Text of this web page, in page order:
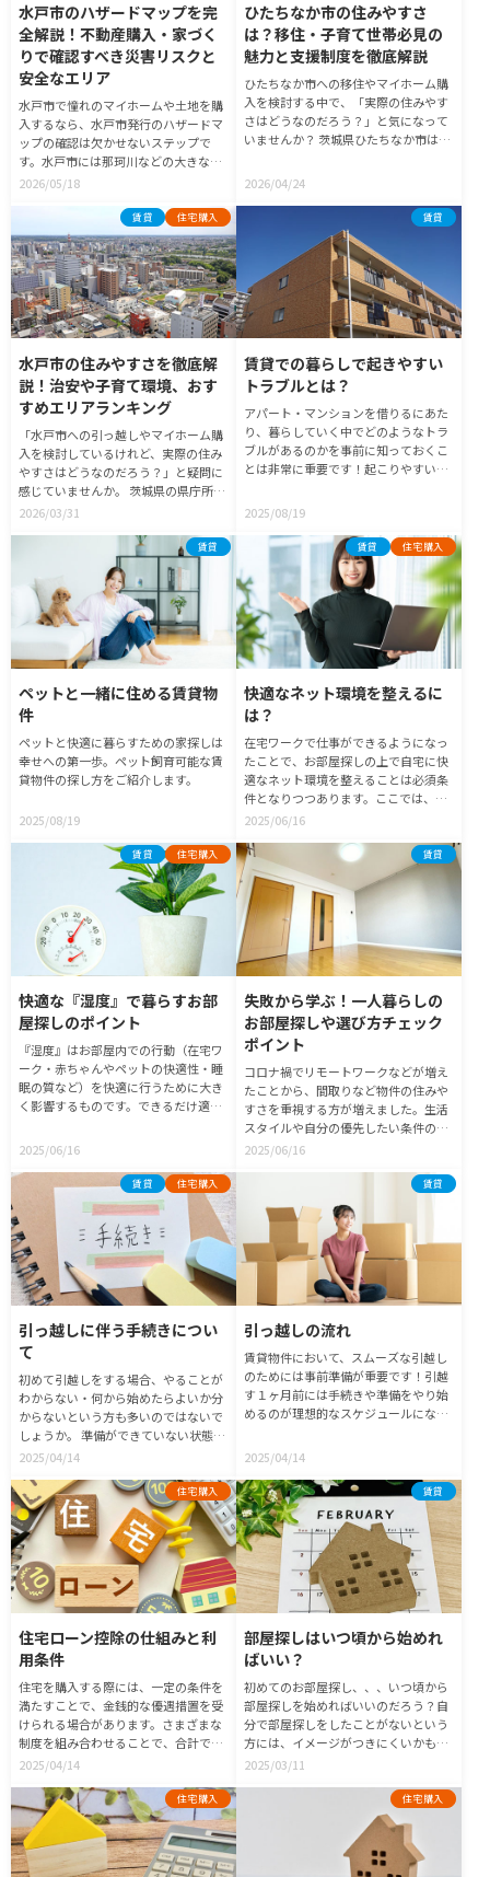
ける水防法の役割や、ハザードマップ
を確認する重要性を分かりやすくお伝
えします。災害リスクを知ることは、
大切なご家族の命とマイホームの資産
価値を守る第一歩になりますよ。
水戸市のハザードマップを完
全解説！不動産購入・家づく
りで確認すべき災害リスクと
安全なエリア
水戸市で憧れのマイホームや土地を購
入するなら、水戸市発行のハザードマ
ップの確認は欠かせないステップで
す。水戸市には那珂川などの大きな川
があり、自然災害のリスクをあらかじ
直接つながるからです。実は2020年の
法改正により、不動産の契約時には
「水防法」に基づくハザードマップの
説明が義務付けられました。不動産会
社だけでなく、家を買うご自身でも水
戸市の災害リスクをしっかり理解して
おくことが大切です。この章では、不
ザードマップを確認する重要性を分か
りやすくお伝えします。災害リスクを
知ることは、大切なご家族の命とマイ
ホームの資産価値を守る第一歩になり
ますよ。
2026/05/18
ひたちなか市の住みやすさ
は？移住・子育て世帯必見の
魅力と支援制度を徹底解説
ひたちなか市への移住やマイホーム購
入を検討する中で、「実際の住みやす
さはどうなのだろう？」と気になって
いませんか？ 茨城県ひたちなか市は、
ランス良く共存しており、移住者や子
育て世帯に自信を持っておすすめでき
る街です。市内には日々の買い物に便
利な大型複合商業施設が点在している
一方で、少し車を走らせれば美しい海
や広大な公園が広がり、四季折々の風
景を楽しむことができます。 ひたちな
か市での失敗しないお部屋探し・マイ
ホーム探しに向けて、ぜひ本記事を参
考にして、理想のライフスタイルを思
い描いてみてください。
2026/04/24
賃貸 住宅購入
水戸市の住みやすさを徹底解
説！治安や子育て環境、おす
すめエリアランキング
「水戸市への引っ越しやマイホーム購
入を検討しているけれど、実際の住み
やすさはどうなのだろう？」と疑問に
感じていませんか。 茨城県の県庁所在
地である水戸市は、東京へのアクセス
な都市です。単身者の通勤事情から子
育て中のファミリー層に向けた支援制
度まで、幅広い世代に支持される理由
があります。 本記事では、水戸市の治
安や交通事情、買い物環境から家賃相
場まで、地元に詳しい不動産のプロが
解説します。ライフスタイル別のおす
ていきますので、ぜひ理想の住まい探
しの参考にしてください。
2026/03/31
賃貸
賃貸での暮らしで起きやすい
トラブルとは？
アパート・マンションを借りるにあた
り、暮らしていく中でどのようなトラ
ブルがあるのかを事前に知っておくこ
とは非常に重要です！起こりやすいト
ご紹介していきます。
2025/08/19
賃貸
ペットと一緒に住める賃貸物
件
ペットと快適に暮らすための家探しは
幸せへの第一歩。ペット飼育可能な賃
貸物件の探し方をご紹介します。
2025/08/19
賃貸 住宅購入
快適なネット環境を整えるに
は？
在宅ワークで仕事ができるようになっ
たことで、お部屋探しの上で自宅に快
適なネット環境を整えることは必須条
件となりつつあります。ここでは、ネ
ット環境にスポットを当てたお部屋探
回線の調べ方、現在使用している回線
がそのまま使えるかどうかの確認方法
などについて説明します。
2025/06/16
賃貸 住宅購入
快適な『湿度』で暮らすお部
屋探しのポイント
『湿度』はお部屋内での行動（在宅ワ
ーク・赤ちゃんやペットの快適性・睡
眠の質など）を快適に行うために大き
く影響するものです。できるだけ適切
イントについてまとめました。
2025/06/16
賃貸
失敗から学ぶ！一人暮らしの
お部屋探しや選び方チェック
ポイント
コロナ禍でリモートワークなどが増え
たことから、間取りなど物件の住みや
すさを重視する方が増えました。生活
スタイルや自分の優先したい条件のバ
ランスを取りながらお部屋探しするこ
貸物件を契約して失敗した事例をもと
に、部屋探しにおいて重要なポイント
をまとめました。
2025/06/16
賃貸 住宅購入
引っ越しに伴う手続きについ
て
初めて引越しをする場合、やることが
わからない・何から始めたらよいか分
からないという方も多いのではないで
しょうか。 準備ができていない状態で
当日を迎えてしまうと、引越し業者や
しまうことにも。
2025/04/14
賃貸
引っ越しの流れ
賃貸物件において、スムーズな引越し
のためには事前準備が重要です！引越
す１ヶ月前には手続きや準備をやり始
めるのが理想的なスケジュールになり
さえて、賃貸の引越しを効率的に進め
るポイントをお知らせします！
2025/04/14
住宅購入
住宅ローン控除の仕組みと利
用条件
住宅を購入する際には、一定の条件を
満たすことで、金銭的な優遇措置を受
けられる場合があります。さまざまな
制度を組み合わせることで、合計で数
十万円から百万円近くの節税につなが
ちんと理解しておくとよいでしょう。
今回は多くの優遇措置の中の住宅ロー
ン控除について解説します。
2025/04/14
賃貸
部屋探しはいつ頃から始めれ
ばいい？
初めてのお部屋探し、、、いつ頃から
部屋探しを始めればいいのだろう？自
分で部屋探しをしたことがないという
方には、イメージがつきにくいかもし
れません。これから部屋探しをしよう
部屋探しを始めればよいのか」を紹介
2025/03/11
住宅購入 住宅購入